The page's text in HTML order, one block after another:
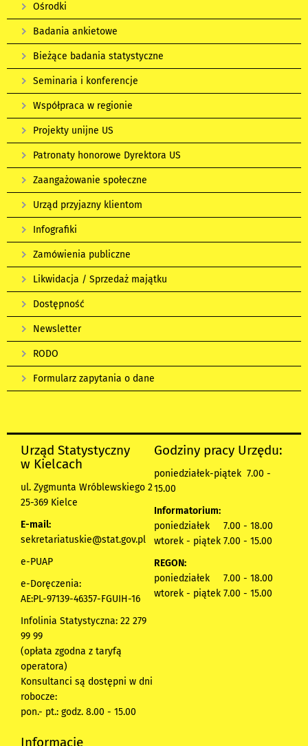
Ośrodki
Badania ankietowe
Bieżące badania statystyczne
Seminaria i konferencje
Współpraca w regionie
Projekty unijne US
Patronaty honorowe Dyrektora US
Zaangażowanie społeczne
Urząd przyjazny klientom
Infografiki
Zamówienia publiczne
Likwidacja / Sprzedaż majątku
Dostępność
Newsletter
RODO
Formularz zapytania o dane
Urząd Statystyczny
w Kielcach
ul. Zygmunta Wróblewskiego 2
25-369 Kielce
E-mail:
sekretariatuskie@stat.gov.pl
e-PUAP
e-Doręczenia:
AE:PL-97139-46357-FGUIH-16
Infolinia Statystyczna: 22 279
99 99
(opłata zgodna z taryfą
operatora)
Konsultanci są dostępni w dni
robocze:
pon.- pt.: godz. 8.00 - 15.00
Godziny pracy Urzędu:
poniedziałek-piątek 7.00 -
15.00
Informatorium:
poniedziałek 7.00 - 18.00
wtorek - piątek 7.00 - 15.00
REGON:
poniedziałek 7.00 - 18.00
wtorek - piątek 7.00 - 15.00
Informacje